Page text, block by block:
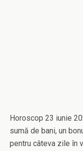
Horoscop 23 iunie
sumă de bani, un
pentru câteva zile în